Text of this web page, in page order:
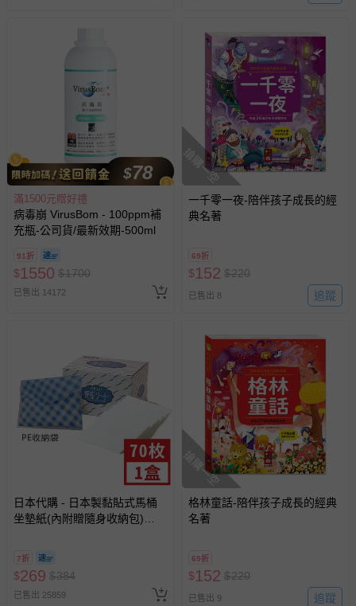
$78
滿1500元贈好禮
病毒崩 VirusBom - 100ppm補
充瓶-公司貨/最新效期-500ml
91折
$1550 $1700
已售出 14172
搶購一空
一千零一夜-陪伴孩子成長的經
典名著
69折
$152 $220
已售出 8 追蹤
日本代購 - 日本製黏貼式馬桶
坐墊紙(內附贈隨身收納包)
7折
$269 $384
已售出 25859
搶購一空
格林童話-陪伴孩子成長的經典
名著
69折
$152 $220
已售出 9 追蹤